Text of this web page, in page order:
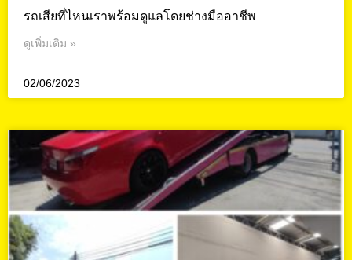
รถเสียที่ไหนเราพร้อมดูแลโดยช่างมืออาชีพ
ดูเพิ่มเติม »
02/06/2023